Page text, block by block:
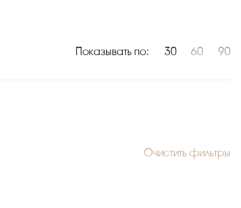
Показывать по: 30 60 90
Очистить фильтры